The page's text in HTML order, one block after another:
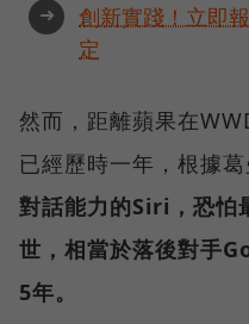
➜
創新實踐！立即
定
然而，距離蘋果在
已經歷時一年，根據
對話能力的Siri，恐怕
世，相當於落後對手
5年。